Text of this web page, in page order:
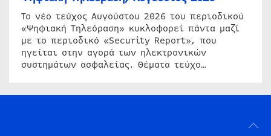
Το νέο τεύχος Αυγούστου 2026 του περιοδικού
«Ψηφιακή Τηλεόραση» κυκλοφορεί πάντα μαζί
με το περιοδικό «Security Report», που
ηγείται στην αγορά των ηλεκτρονικών
συστημάτων ασφαλείας. Θέματα τεύχο…